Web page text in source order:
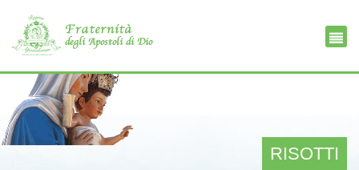
RISOTTI